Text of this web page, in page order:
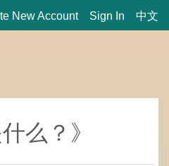
New Account Sign In 中文
么？》